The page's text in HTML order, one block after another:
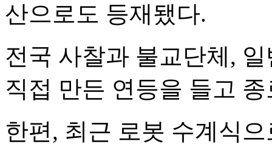
산으로도 등재됐다.
전국 사찰과 불교단체,
직접 만든 연등을 들고
한편, 최근 로봇 수계식